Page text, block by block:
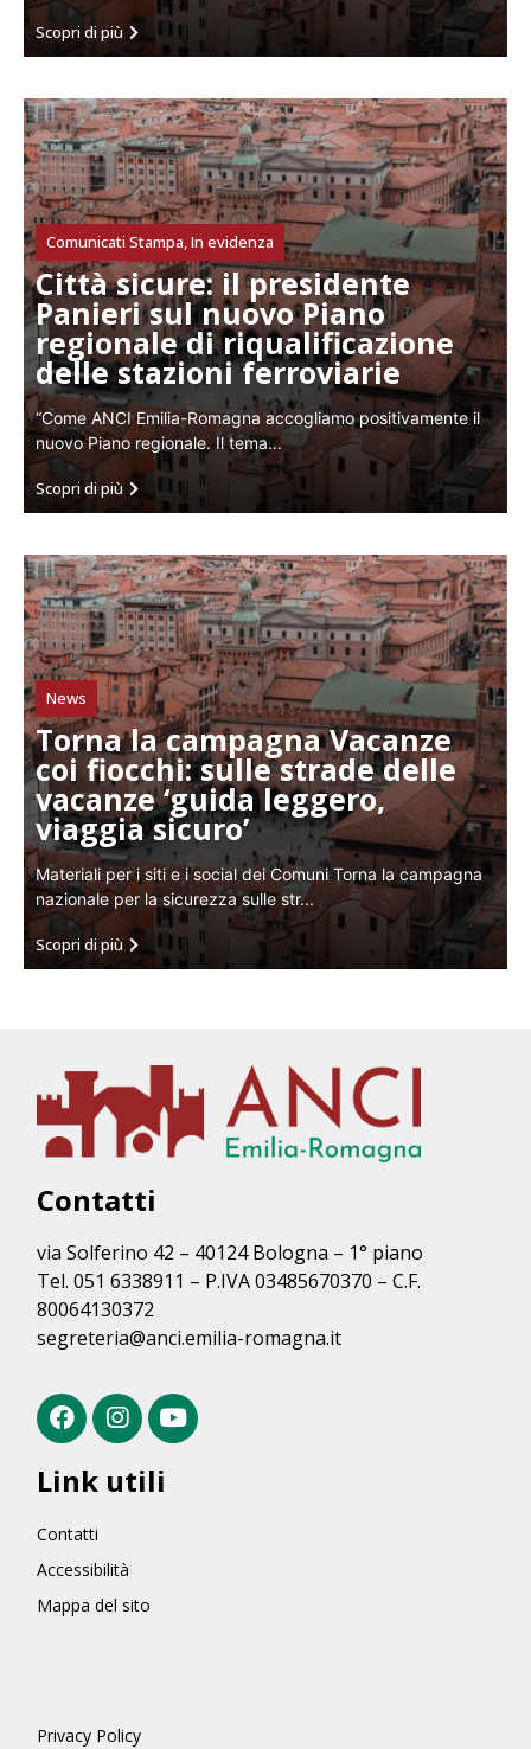
Scopri di più
Comunicati Stampa,In evidenza
Città sicure: il presidente
Panieri sul nuovo Piano
regionale di riqualificazione
delle stazioni ferroviarie
“Come ANCI Emilia-Romagna accogliamo positivamente il
nuovo Piano regionale. Il tema...
Scopri di più
News
Torna la campagna Vacanze
coi fiocchi: sulle strade delle
vacanze ‘guida leggero,
viaggia sicuro’
Materiali per i siti e i social dei Comuni Torna la campagna
nazionale per la sicurezza sulle str...
Scopri di più
Contatti
via Solferino 42 – 40124 Bologna – 1° piano
Tel. 051 6338911 – P.IVA 03485670370 – C.F.
80064130372
segreteria@anci.emilia-romagna.it
Link utili
Contatti
Accessibilità
Mappa del sito
Privacy Policy